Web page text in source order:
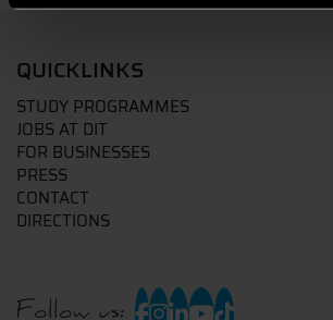
QUICKLINKS
STUDY PROGRAMMES
JOBS AT DIT
FOR BUSINESSES
PRESS
CONTACT
DIRECTIONS
Follow us: